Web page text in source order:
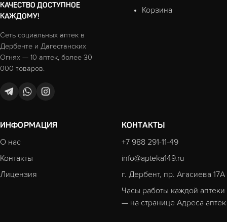
КАЧЕСТВО ДОСТУПНОЕ
КАЖДОМУ!
Сеть социальных аптек в
Дербенте и Дагестанских
Огнях — 10 аптек, более 30
000 товаров.
Корзина
ИНФОРМАЦИЯ
О нас
Контакты
Лицензия
КОНТАКТЫ
+7 988 291-11-49
info@apteka149.ru
г. Дербент, пр. Агасиева 17А
Часы работы каждой аптеки
— на странице Адреса аптек